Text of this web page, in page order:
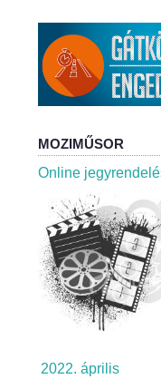
MOZIMŰSOR
Online
2022. április